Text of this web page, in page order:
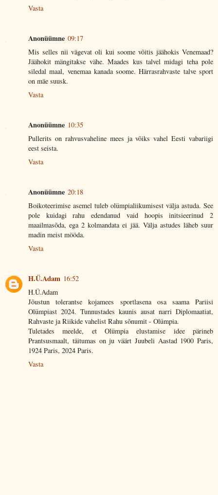
Vasta
Anonüümne 09:17
Mis selles nii vägevat oli kui soome võitis jäähokis Venemaad?
Jäähokit mängitakse vähe. Maades kus talvel midagi teha pole
siledal maal, venemaa kanada soome. Härrasrahvaste talve sport
on mäe suusk.
Vasta
Anonüümne 10:35
Pullerits on rahvusvaheline mees ja võiks vahel Eesti vabariigi
eest seista.
Vasta
Anonüümne 20:18
Boikoteerimise asemel tuleb olümpialiikumisest välja astuda. See
pole kuidagi rahu edendanud vaid hoopis initsieerinud 2
maailmasõda, ega 2 kolmandata ei jää. Välja astudes läheb suur
madin meist mööda.
Vasta
H.Ü.Adam 16:52
H.Ü.Adam
Jõustun tolerantse kojamees sportlasena osa saama Pariisi
Olümpiast 2024. Tunnustades kaunis ausat narri Diplomaatiat,
Rahvaste ja Riikide vahelist Rahu sõnumit - Olümpia.
Tuletades meelde, et Olümpia elustamise idee pärineb
Prantsusmaalt, täitumas on ju väärt Juubeli Aastad 1900 Paris,
1924 Paris, 2024 Paris.
Vasta